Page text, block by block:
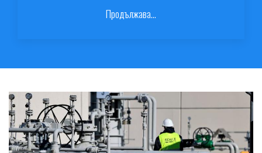
Продължава...